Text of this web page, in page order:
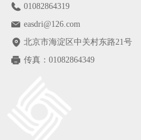
01082864319
easdri@126.com
北京市海淀区中关村东路21号
传真： 01082864349